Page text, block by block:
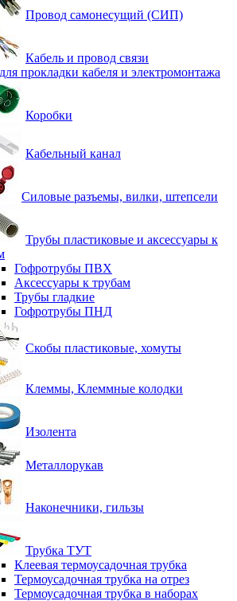
Провод самонесущий (СИП)
Кабель и провод связи
прокладки кабеля и электромонтажа
Коробки
Кабельный канал
Силовые разъемы, вилки, штепсели
Трубы пластиковые и аксессуары к
Гофротрубы ПВХ
Аксессуары к трубам
Трубы гладкие
Гофротрубы ПНД
Скобы пластиковые, хомуты
Клеммы, Клеммные колодки
Изолента
Металлорукав
Наконечники, гильзы
Трубка ТУТ
Клеевая термоусадочная трубка
Термоусадочная трубка на отрез
Термоусадочная трубка в наборах